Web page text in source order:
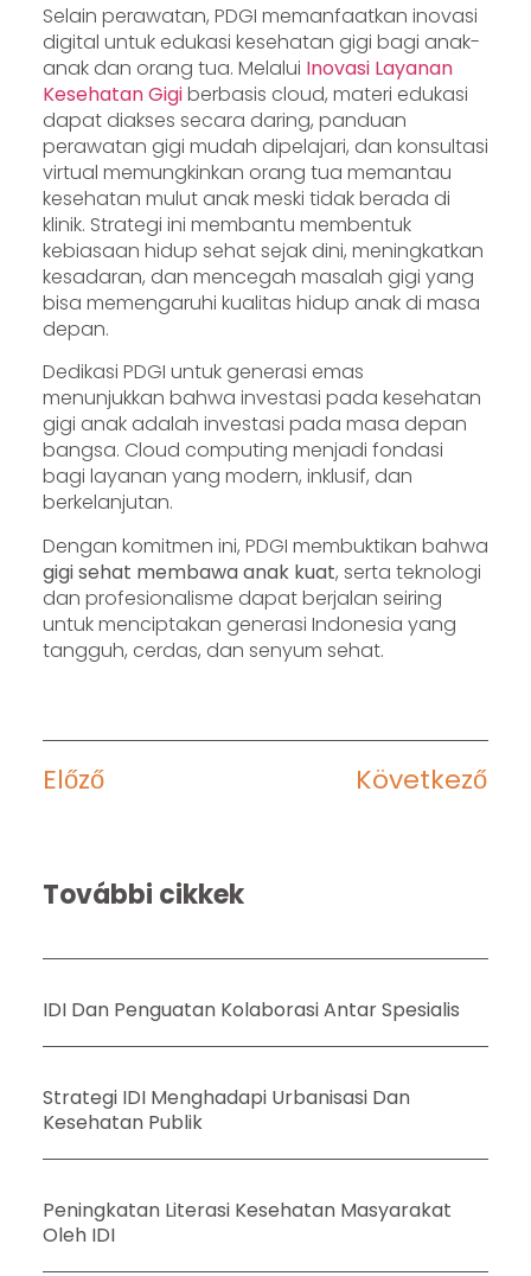
Selain perawatan, PDGI memanfaatkan inovasi
digital untuk edukasi kesehatan gigi bagi anak-
anak dan orang tua. Melalui Inovasi Layanan
Kesehatan Gigiberbasis cloud, materi edukasi
dapat diakses secara daring, panduan
perawatan gigi mudah dipelajari, dan konsultasi
virtual memungkinkan orang tua memantau
kesehatan mulut anak meski tidak berada di
klinik. Strategi ini membantu membentuk
kebiasaan hidup sehat sejak dini, meningkatkan
kesadaran, dan mencegah masalah gigi yang
bisa memengaruhi kualitas hidup anak di masa
depan.
Dedikasi PDGI untuk generasi emas
menunjukkan bahwa investasi pada kesehatan
gigi anak adalah investasi pada masa depan
bangsa. Cloud computing menjadi fondasi
bagi layanan yang modern, inklusif, dan
berkelanjutan.
Dengan komitmen ini, PDGI membuktikan bahwa
gigi sehat membawa anak kuat, serta teknologi
dan profesionalisme dapat berjalan seiring
untuk menciptakan generasi Indonesia yang
tangguh, cerdas, dan senyum sehat.
Előző Következő
További cikkek
IDI Dan Penguatan Kolaborasi Antar Spesialis
Strategi IDI Menghadapi Urbanisasi Dan
Kesehatan Publik
Peningkatan Literasi Kesehatan Masyarakat
Oleh IDI